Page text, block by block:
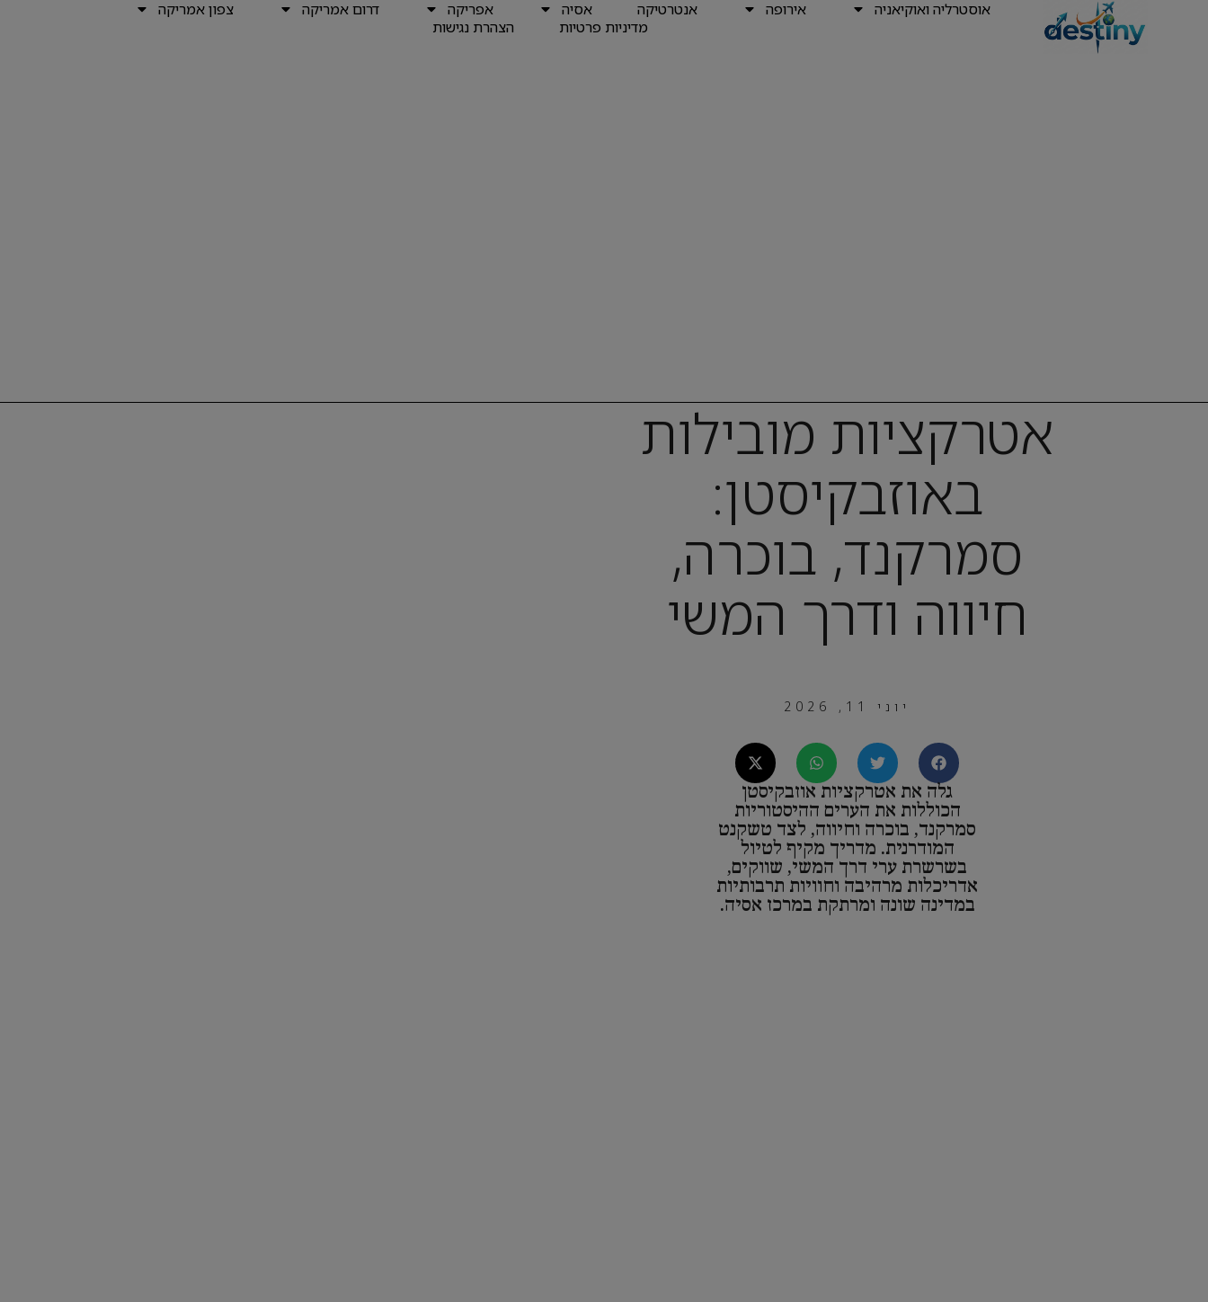
אוסטרליה ואוקיאניה אירופה אנטרטיקה אסיה אפריקה דרום אמריקה
צפון אמריקה
מדיניות פרטיות
הצהרת נגישות
אטרקציות מובילות
באוזבקיסטן:
סמרקנד, בוכרה,
חיווה ודרך המשי
יוני 11, 2026
גלה את אטרקציות אוזבקיסטן
הכוללות את הערים ההיסטוריות
סמרקנד, בוכרה וחיווה, לצד טשקנט
המודרנית. מדריך מקיף לטיול
בשרשרת ערי דרך המשי, שווקים,
אדריכלות מרהיבה וחוויות תרבותיות
במדינה שונה ומרתקת במרכז אסיה.